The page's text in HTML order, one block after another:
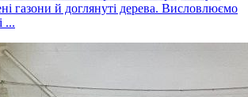
газони й доглянуті дерева. Висловлюємо
...